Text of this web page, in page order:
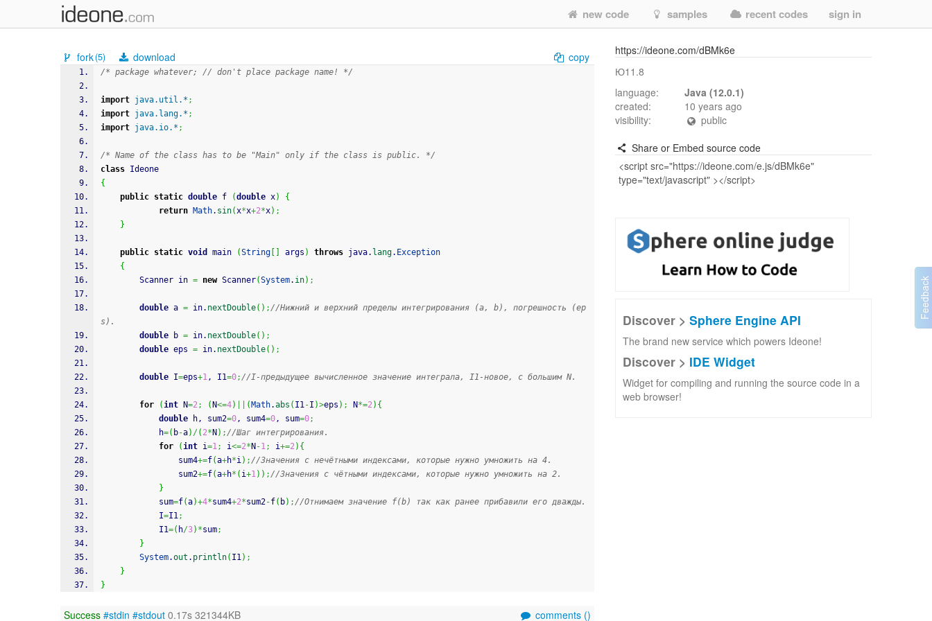
new code samples recent codes sign in
fork(5) download copy
/* package whatever; // don't place package name! */
import java.util.* ;
import java.lang.* ;
import java.io.* ;
/* Name of the class has to be "Main" only if the class is public. */
class Ideone
{
public static double f (double x)
{
return Math. sin(x*x+2*x) ;
}
public static void main (String args ) throws java. lang. Exception
{
		Scanner in
= new Scanner(System. in) ;
double a = in. nextDouble( ) ;//Нижний и верхний пределы интегрирования (a, b), погрешность (ep
s).
double b = in. nextDouble( ) ;
double eps = in. nextDouble( ) ;
double I=eps+1, I1=0;//I-предыдущее вычисленное значение интеграла, I1-новое, с большим N.
for (int N=2; ( N<=4) ( Math.abs ( I1-I )>eps ) ; N*=2) {
double h, sum2=0, sum4=0, sum=0;
			h
=( b-a) /( 2* N ) ;//Шаг интегрирования.
for
(int i=1; i<=2* N -1; i+=2) {
				sum4
+=f(a+h*i) ;//Значения с нечётными индексами, которые нужно умножить на 4.
				sum2
+=f(a+h* ( i+1) ) ;//Значения с чётными индексами, которые нужно умножить на 2.
}
			sum
=f(a)+4*sum4+2*sum2-f( b) ;//Отнимаем значение f(b) так как ранее прибавили его дважды.
			I
=I1;
			I1
=( h/3) *sum;
}
System.out . println( I1) ;
}
}
Success #stdin #stdout 0.17s 321344KB comments ()
https://ideone.com/dBMk6e
Ю11.8
language:
Java (12.0.1)
created:
10 years ago
visibility:
public
Share or Embed source code
Discover > Sphere Engine API
The brand new service which powers Ideone!
Discover > IDE Widget
Widget for compiling and running the source code in a
web browser!